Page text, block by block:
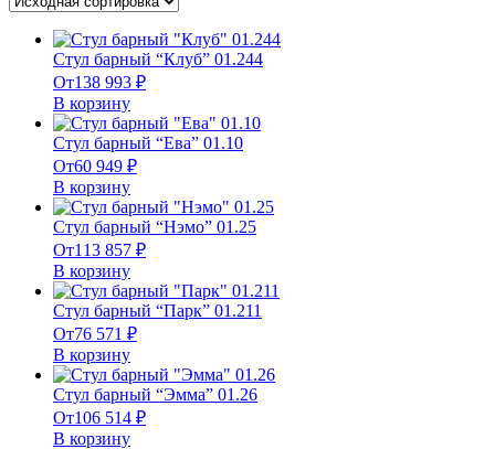
Стул барный “Клуб” 01.244
От138 993 ₽
В корзину
Стул барный “Ева” 01.10
От60 949 ₽
В корзину
Стул барный “Нэмо” 01.25
От113 857 ₽
В корзину
Стул барный “Парк” 01.211
От76 571 ₽
В корзину
Стул барный “Эмма” 01.26
От106 514 ₽
В корзину